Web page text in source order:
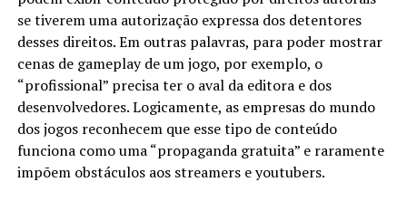
se tiverem uma autorização expressa dos detentores
desses direitos. Em outras palavras, para poder mostrar
cenas de gameplay de um jogo, por exemplo, o
“profissional” precisa ter o aval da editora e dos
desenvolvedores. Logicamente, as empresas do mundo
dos jogos reconhecem que esse tipo de conteúdo
funciona como uma “propaganda gratuita” e raramente
impõem obstáculos aos streamers e youtubers.